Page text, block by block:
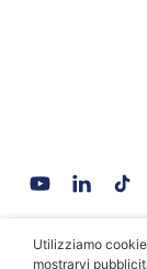
Utilizziamo
mostrarvi